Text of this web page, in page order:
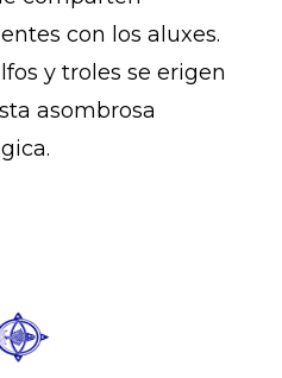
con los aluxes.
y troles se erigen
asombrosa